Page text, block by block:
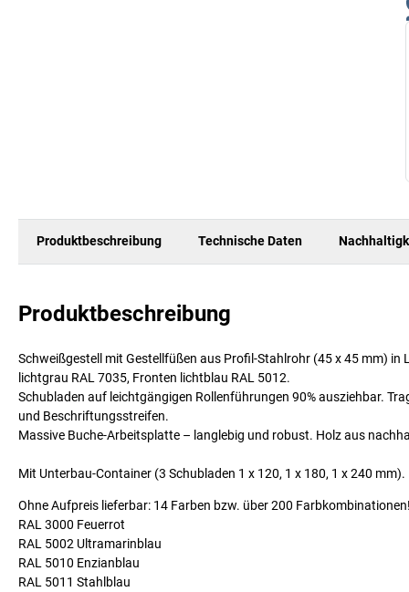
Produktbeschreibung Technische Daten
Produktbeschreibung
Schweißgestell mit Gestellfüßen aus Profil-Stahlrohr (45 x 45 mm)
lichtgrau RAL 7035, Fronten lichtblau RAL 5012.
Schubladen auf leichtgängigen Rollenführungen 90% ausziehbar.
und Beschriftungsstreifen.
Massive Buche-Arbeitsplatte – langlebig und robust. Holz aus
Mit Unterbau-Container (3 Schubladen 1 x 120, 1 x 180, 1 x 240 mm).
Ohne Aufpreis lieferbar: 14 Farben bzw. über 200
RAL 3000 Feuerrot
RAL 5002 Ultramarinblau
RAL 5010 Enzianblau
RAL 5011 Stahlblau